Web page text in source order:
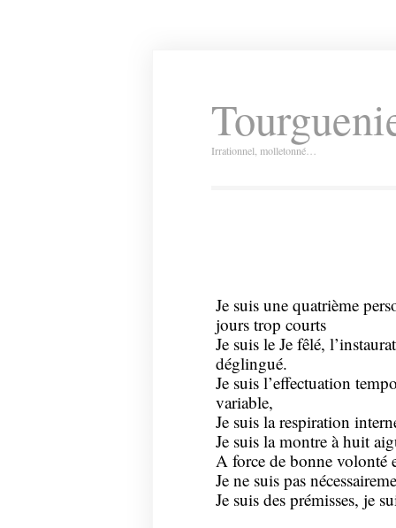
Irrationnel, molletonné…
Je suis une quatrième
jours trop courts
Je suis le Je fêlé,
déglingué.
Je suis l’effectuation
variable,
Je suis la respiration
Je suis la montre à huit
A force de bonne volonté
Je ne suis pas
Je suis des prémisses, je